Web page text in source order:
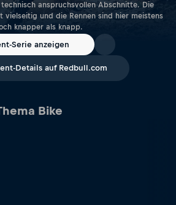
anspruchsvollen Abschnitte. Die
vielseitig und die Rennen sind hier meistens
knapper als knapp.
Serie anzeigen
Details auf Redbull.com
Bike